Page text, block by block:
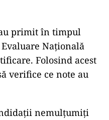
primit în timpul
Națională
Folosind acest
verifice ce note au
nemulțumiți